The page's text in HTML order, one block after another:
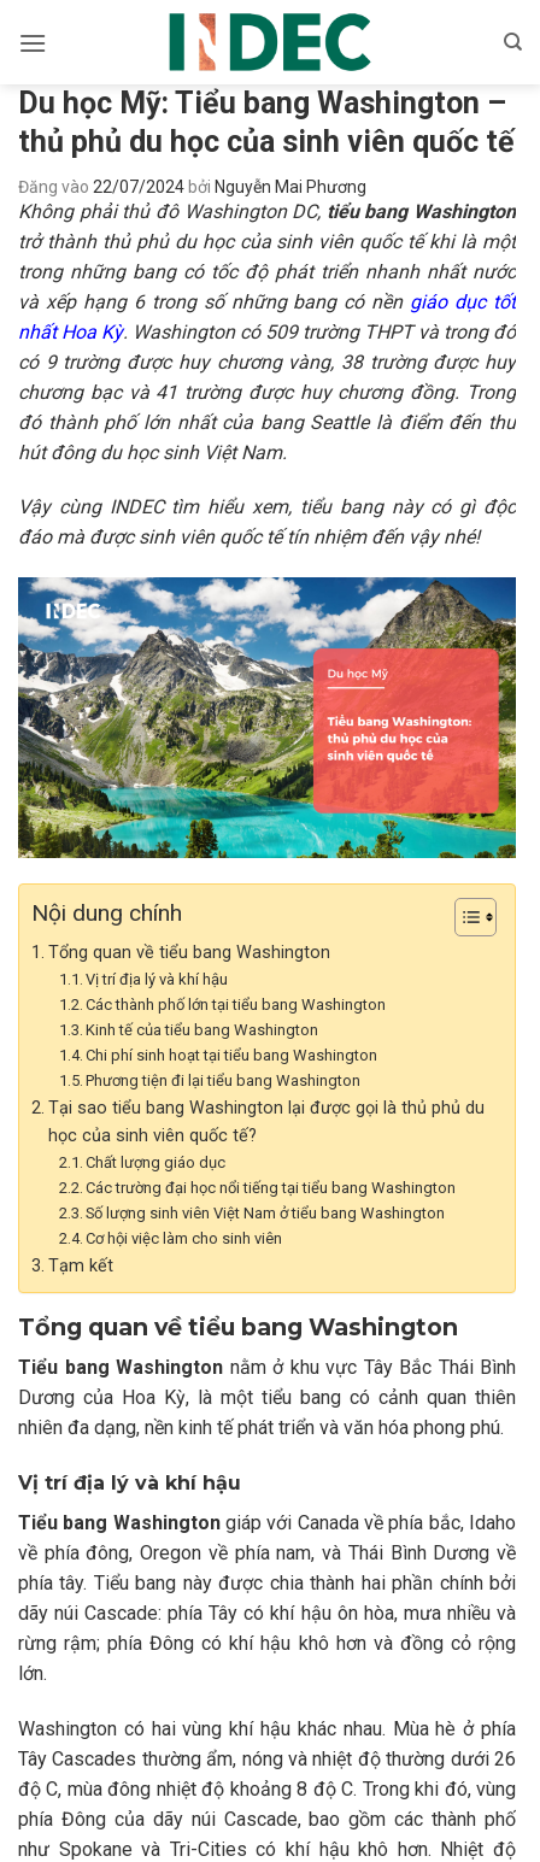
qua
dungDu học Mỹ: Tiểu bang Washington –
thủ phủ du học của sinh viên quốc tế
Đăng vào 22/07/2024bởi Nguyễn Mai Phương
Không phải thủ đô Washington DC, tiểu bang Washington
trở thành thủ phủ du học của sinh viên quốc tế khi là một
trong những bang có tốc độ phát triển nhanh nhất nước
và xếp hạng 6 trong số những bang có nền giáo dục tốt
nhất Hoa Kỳ. Washington có 509 trường THPT và trong đó
có 9 trường được huy chương vàng, 38 trường được huy
chương bạc và 41 trường được huy chương đồng. Trong
đó thành phố lớn nhất của bang Seattle là điểm đến thu
hút đông du học sinh Việt Nam.
Vậy cùng INDEC tìm hiểu xem, tiểu bang này có gì độc
đáo mà được sinh viên quốc tế tín nhiệm đến vậy nhé!
Nội dung chính
Tổng quan về tiểu bang Washington
Vị trí địa lý và khí hậu
Các thành phố lớn tại tiểu bang Washington
Kinh tế của tiểu bang Washington
Chi phí sinh hoạt tại tiểu bang Washington
Phương tiện đi lại tiểu bang Washington
Tại sao tiểu bang Washington lại được gọi là thủ phủ du
học của sinh viên quốc tế?
Chất lượng giáo dục
Các trường đại học nổi tiếng tại tiểu bang Washington
Số lượng sinh viên Việt Nam ở tiểu bang Washington
Cơ hội việc làm cho sinh viên
Tạm kết
Tổng quan về tiểu bang Washington
Tiểu bang Washington nằm ở khu vực Tây Bắc Thái Bình
Dương của Hoa Kỳ, là một tiểu bang có cảnh quan thiên
nhiên đa dạng, nền kinh tế phát triển và văn hóa phong phú.
Vị trí địa lý và khí hậu
Tiểu bang Washingtongiáp với Canada về phía bắc, Idaho
về phía đông, Oregon về phía nam, và Thái Bình Dương về
phía tây. Tiểu bang này được chia thành hai phần chính bởi
dãy núi Cascade: phía Tây có khí hậu ôn hòa, mưa nhiều và
rừng rậm; phía Đông có khí hậu khô hơn và đồng cỏ rộng
lớn.
Washington có hai vùng khí hậu khác nhau. Mùa hè ở phía
Tây Cascades thường ẩm, nóng và nhiệt độ thường dưới 26
độ C, mùa đông nhiệt độ khoảng 8 độ C. Trong khi đó, vùng
phía Đông của dãy núi Cascade, bao gồm các thành phố
như Spokane và Tri-Cities có khí hậu khô hơn. Nhiệt độ